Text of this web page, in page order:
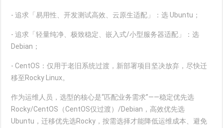
- 追求「易用性、开发测试高效、云原生适配」：选 Ubuntu；
- 追求「轻量纯净、极致稳定、嵌入式/小型服务器适配」：选
Debian；
- CentOS：仅用于老旧系统过渡，新部署项目坚决放弃，尽快迁
移至Rocky Linux。
作为运维人员，选型的核心是“匹配业务需求”——稳定优先选
Rocky/CentOS（CentOS仅过渡）/Debian，高效优先选
Ubuntu，迁移优先选Rocky，按需选择才能降低运维成本、避免